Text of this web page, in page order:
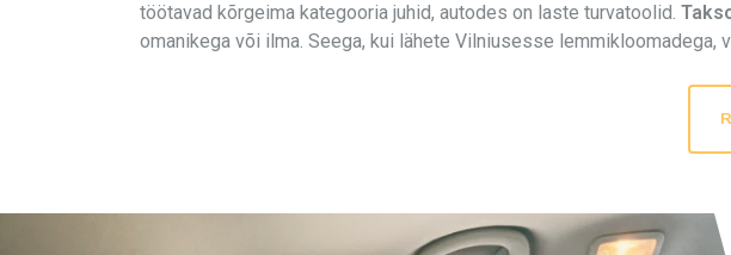
töötavad kõrgeima kategooria juhid, autodes on laste turvatoolid.
omanikega või ilma. Seega, kui lähete Vilniusesse lemmikloomadega,